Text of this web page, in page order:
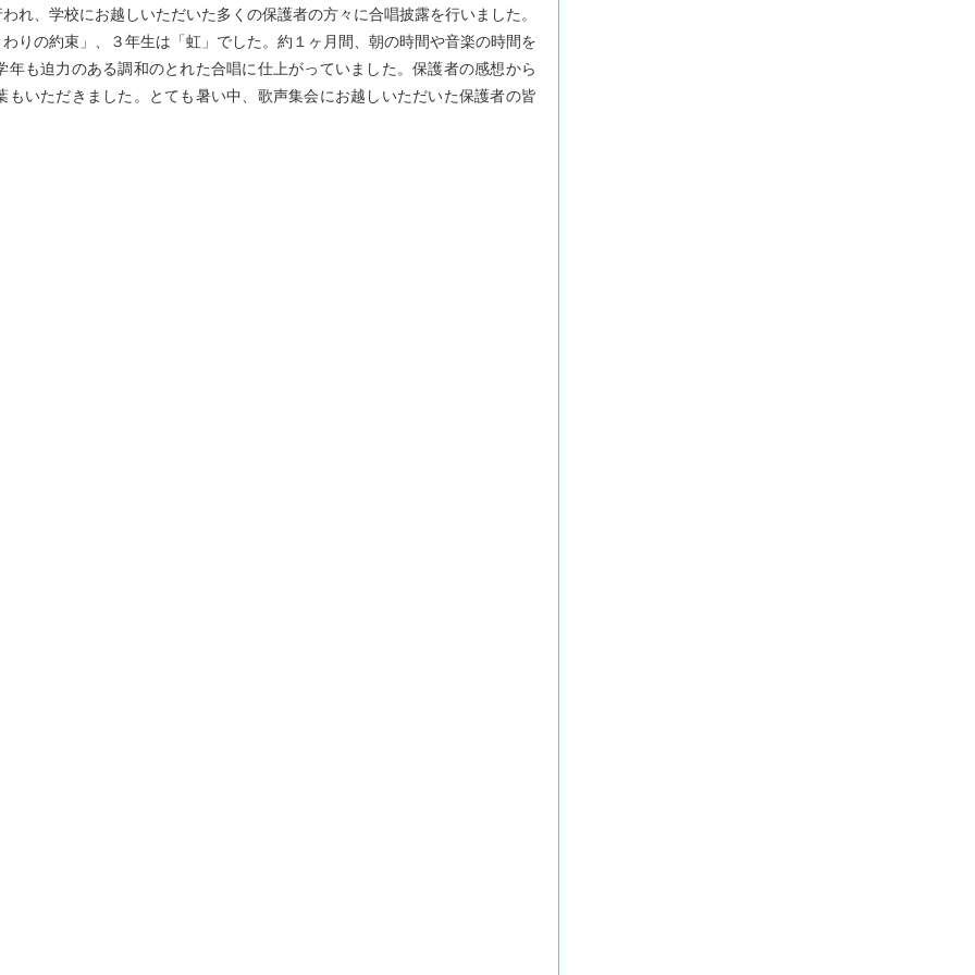
れ、学校にお越しいただいた多くの保護者の方々に合唱披露を行いました。
りの約束」、３年生は「虹」でした。約１ヶ月間、朝の時間や音楽の時間を
も迫力のある調和のとれた合唱に仕上がっていました。保護者の感想から
いただきました。とても暑い中、歌声集会にお越しいただいた保護者の皆